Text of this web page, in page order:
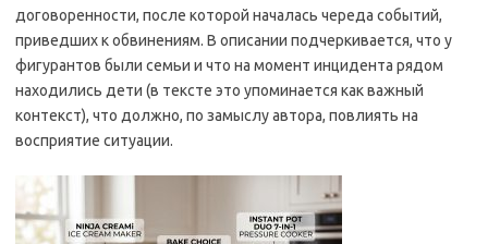
договоренности, после которой началась череда событий,
приведших к обвинениям. В описании подчеркивается, что у
фигурантов были семьи и что на момент инцидента рядом
находились дети (в тексте это упоминается как важный
контекст), что должно, по замыслу автора, повлиять на
восприятие ситуации.